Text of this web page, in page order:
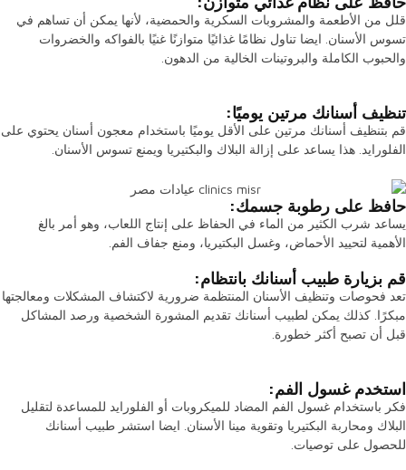
قلل من الأطعمة والمشروبات السكرية والحمضية، لأنها يمكن أن تساهم في
تسوس الأسنان. ايضا تناول نظامًا غذائيًا متوازنًا غنيًا بالفواكه والخضروات
والحبوب الكاملة والبروتينات الخالية من الدهون.
تنظيف أسنانك مرتين يوميًا:
قم بتنظيف أسنانك مرتين على الأقل يوميًا باستخدام معجون أسنان يحتوي على
الفلورايد. هذا يساعد على إزالة البلاك والبكتيريا ويمنع تسوس الأسنان.
حافظ على رطوبة جسمك:
يساعد شرب الكثير من الماء في الحفاظ على إنتاج اللعاب، وهو أمر بالغ
الأهمية لتحييد الأحماض، وغسل البكتيريا، ومنع جفاف الفم.
قم بزيارة طبيب أسنانك بانتظام:
تعد فحوصات وتنظيف الأسنان المنتظمة ضرورية لاكتشاف المشكلات ومعالجتها
مبكرًا. كذلك يمكن لطبيب أسنانك تقديم المشورة الشخصية ورصد المشاكل
قبل أن تصبح أكثر خطورة.
استخدم غسول الفم:
فكر باستخدام غسول الفم المضاد للميكروبات أو الفلورايد للمساعدة لتقليل
البلاك ومحاربة البكتيريا وتقوية مينا الأسنان. ايضا استشر طبيب أسنانك
للحصول على توصيات.